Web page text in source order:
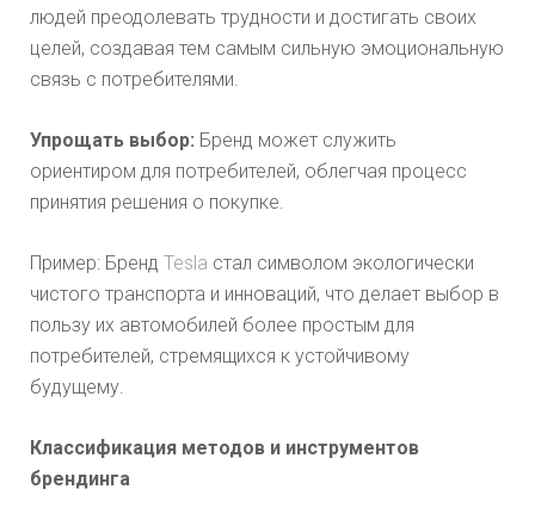
людей преодолевать трудности и достигать своих
целей, создавая тем самым сильную эмоциональную
связь с потребителями.
Упрощать выбор: Бренд может служить
ориентиром для потребителей, облегчая процесс
принятия решения о покупке.
Пример: Бренд Tesla стал символом экологически
чистого транспорта и инноваций, что делает выбор в
пользу их автомобилей более простым для
потребителей, стремящихся к устойчивому
будущему.
Классификация методов и инструментов
брендинга